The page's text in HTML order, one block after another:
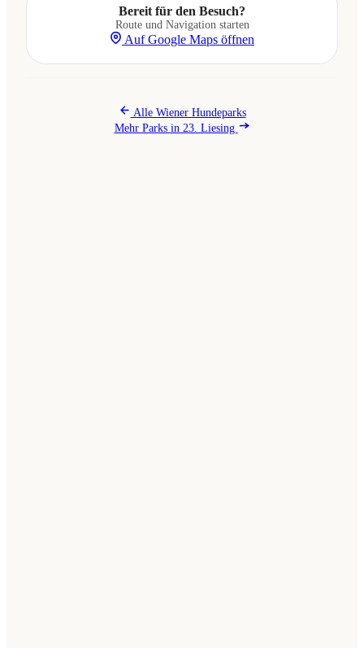
Bereit für den Besuch?
Route und Navigation starten
Auf Google Maps öffnen
Alle Wiener Hundeparks
Mehr Parks in 23. Liesing